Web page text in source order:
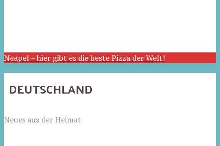
Neapel – hier gibt es die beste Pizza der Welt!
DEUTSCHLAND
Neues aus der Heimat